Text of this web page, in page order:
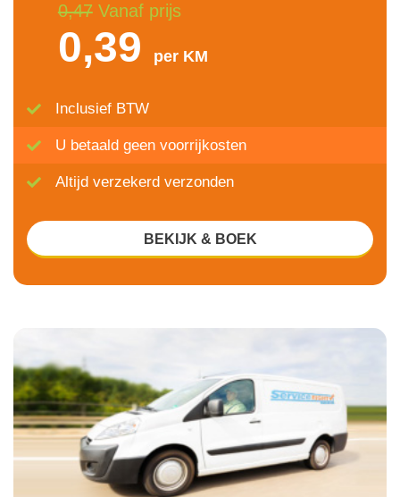
0,47Vanaf prijs
0,39 per KM
Inclusief BTW
U betaald geen voorrijkosten
Altijd verzekerd verzonden
BEKIJK & BOEK